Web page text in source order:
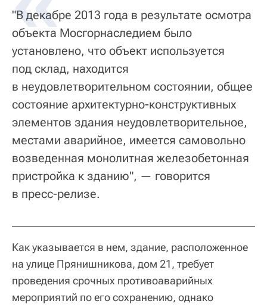
"В декабре 2013 года в результате осмотра
объекта Мосгорнаследием было
установлено, что объект используется
под склад, находится
в неудовлетворительном состоянии, общее
состояние архитектурно-конструктивных
элементов здания неудовлетворительное,
местами аварийное, имеется самовольно
возведенная монолитная железобетонная
пристройка к зданию", — говорится
в пресс-релизе.
Как указывается в нем, здание, расположенное
на улице Прянишникова, дом 21, требует
проведения срочных противоаварийных
мероприятий по его сохранению, однако